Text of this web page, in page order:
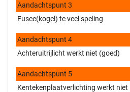
Aandachtspunt 3
Fusee(kogel) te veel speling
Aandachtspunt 4
Achteruitrijlicht werkt niet (goed)
Aandachtspunt 5
Kentekenplaatverlichting werkt